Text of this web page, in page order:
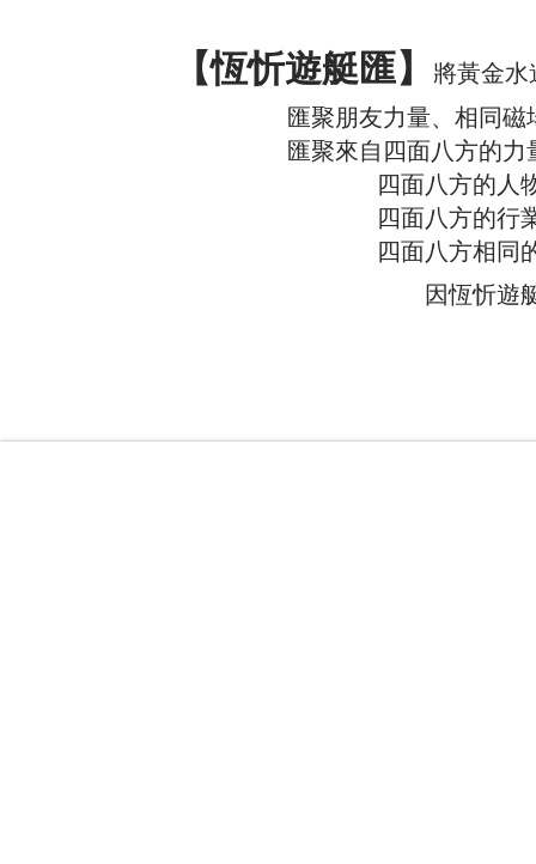
【恆忻遊艇匯】
將黃金
匯聚朋友力量、相同磁場
匯聚來自四面八方的力
四面八方的人
四面八方的行業
四面八方相同
因恆忻遊艇匯